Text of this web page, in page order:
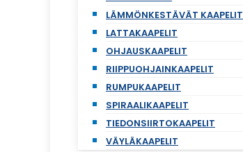
LÄMMÖNKESTÄVÄT KAAPELIT
LATTAKAAPELIT
OHJAUSKAAPELIT
RIIPPUOHJAINKAAPELIT
RUMPUKAAPELIT
SPIRAALIKAAPELIT
TIEDONSIIRTOKAAPELIT
VÄYLÄKAAPELIT